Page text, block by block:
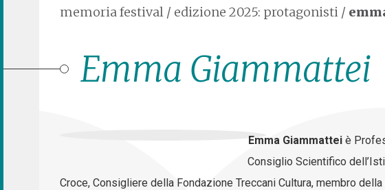
memoria festival / edizione 2025: protagonisti /
Emma Giammattei
Emma Giammatteiè
Consiglio Scientifico
Croce, Consigliere della Fondazione Treccani Cultura, membro